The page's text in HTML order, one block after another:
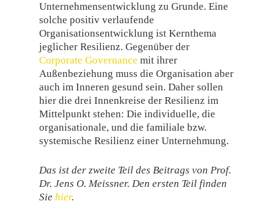
Unternehmensentwicklung zu Grunde. Eine
solche positiv verlaufende
Organisationsentwicklung ist Kernthema
jeglicher Resilienz. Gegenüber der
Corporate Governance mit ihrer
Außenbeziehung muss die Organisation aber
auch im Inneren gesund sein. Daher sollen
hier die drei Innenkreise der Resilienz im
Mittelpunkt stehen: Die individuelle, die
organisationale, und die familiale bzw.
systemische Resilienz einer Unternehmung.
Das ist der zweite Teil des Beitrags von Prof.
Dr. Jens O. Meissner. Den ersten Teil finden
Siehier.